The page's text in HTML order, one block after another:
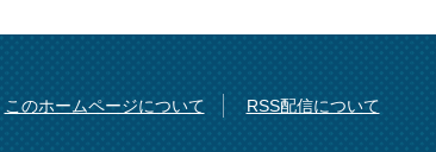
このホームページについて RSS配信について